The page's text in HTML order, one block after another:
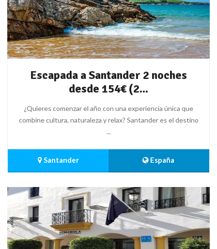
Escapada a Santander 2 noches
desde 154€ (2...
¿Quieres comenzar el año con una experiencia única que
combine cultura, naturaleza y relax? Santander es el destino
...
Santander España